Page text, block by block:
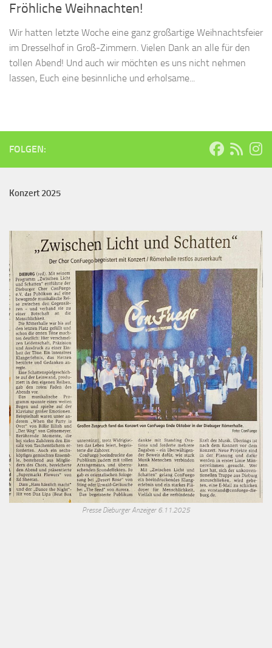
Fröhliche Weihnachten!
Wir hatten letzte Woche eine ganz großartige Weihnachtsfeier
im Dresselhof in Groß-Zimmern. Vielen Dank an alle für den
tollen Abend! Und auch wir möchten es uns nicht nehmen
lassen, Euch eine besinnliche und erholsame...
FOLGEN:
Konzert 2025
Presse Dieburger Anzeiger 6.11.2025